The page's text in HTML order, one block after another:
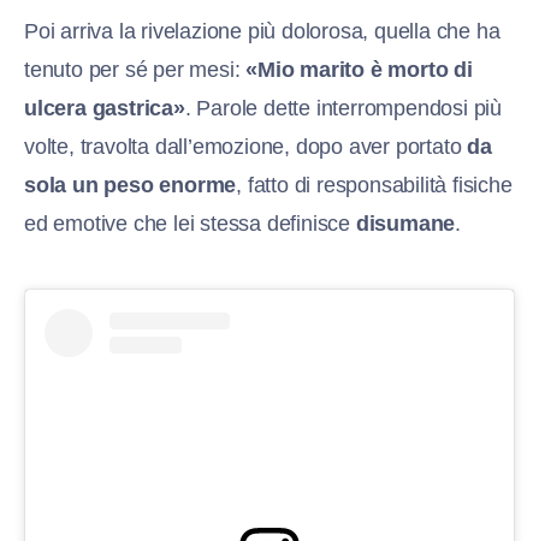
Poi arriva la rivelazione più dolorosa, quella che ha
tenuto per sé per mesi:«Mio marito è morto di
ulcera gastrica». Parole dette interrompendosi più
volte, travolta dall’emozione, dopo aver portatoda
sola un peso enorme, fatto di responsabilità fisiche
ed emotive che lei stessa definisce disumane.